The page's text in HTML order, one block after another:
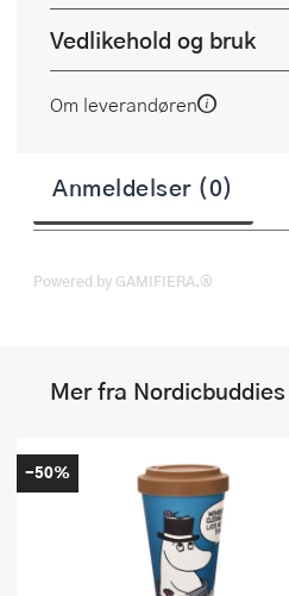
Vedlikehold og bruk
Om leverandøren
Anmeldelser (0)
Powered by GAMIFIERA.®
Mer fra Nordicbuddies
-50%